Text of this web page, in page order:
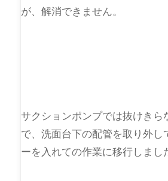
が、解消できません。
サクションポンプでは抜けきら
で、洗面台下の配管を取り外し
ーを入れての作業に移行しまし